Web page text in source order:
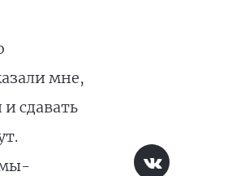
мне,
сдавать